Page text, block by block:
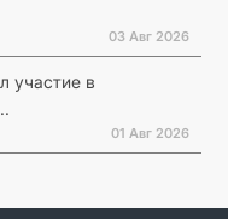
03 Авг 2026
участие в
01 Авг 2026